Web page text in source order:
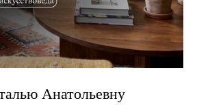
Анатольевну